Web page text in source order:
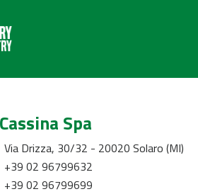
Spa
Via Drizza, 30/32 - 20020 Solaro (MI)
+39 02 96799632
+39 02 96799699